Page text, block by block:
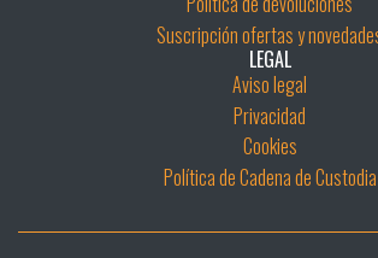
Suscripción ofertas y
LEGAL
Aviso legal
Privacidad
Cookies
Política de Cadena de Custodia